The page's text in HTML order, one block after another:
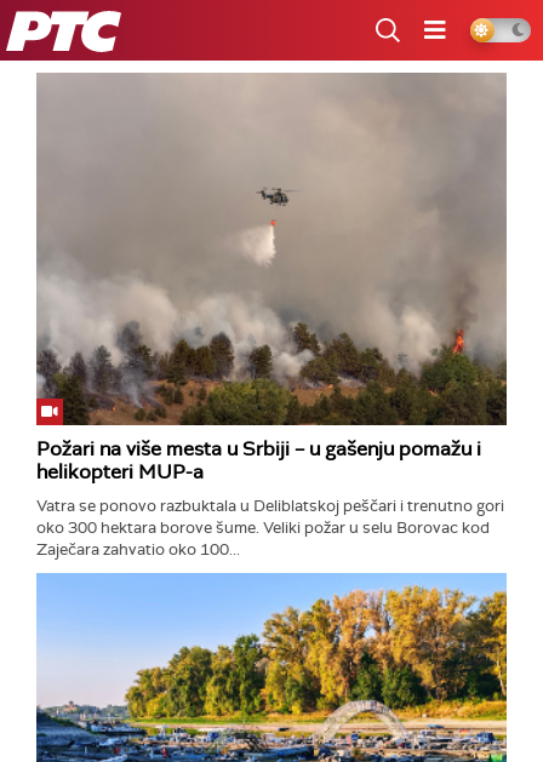
RTS
Požari na više mesta u Srbiji – u gašenju pomažu i
helikopteri MUP-a
Vatra se ponovo razbuktala u Deliblatskoj peščari i trenutno gori
oko 300 hektara borove šume. Veliki požar u selu Borovac kod
Zaječara zahvatio oko 100...